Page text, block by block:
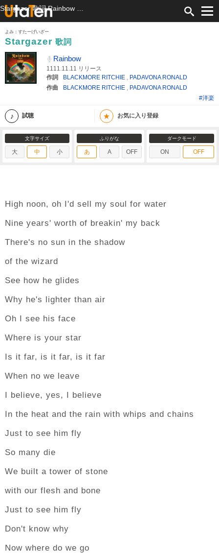
よみ：すたーげいざー
Stargazer 歌詞
Rainbow
1111.11.11 リリース
作詞
BLACKMORE RITCHIE , PADAVONA RONALD
作曲
BLACKMORE RITCHIE , PADAVONA RONALD
#洋楽
試聴 ★ お気に入り登録
文字サイズ
大 中 小
ふりがな
あ A OFF
ダークモード
ON OFF
High noon, oh I'd sell my soul for water
Nine years' worth of breakin' my back
There's no sun in the shadow
of the wizard
See how he glides
Why he's lighter than air
Oh I see his face
Where is your star
Is it far, is it far, is it far
When no we leave
I believe, yes, I believe
In the heat and the rain with whips and chains
Just to see him fly
So many die
We built a tower of stone
with our flesh and bone
Just to see him fly
Don't know why
Now where do we go